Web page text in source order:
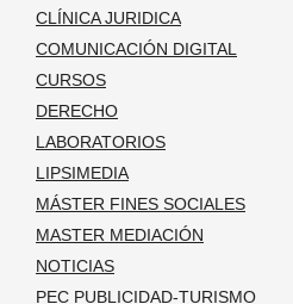
CLÍNICA JURIDICA
COMUNICACIÓN DIGITAL
CURSOS
DERECHO
LABORATORIOS
LIPSIMEDIA
MÁSTER FINES SOCIALES
MASTER MEDIACIÓN
NOTICIAS
PEC PUBLICIDAD-TURISMO